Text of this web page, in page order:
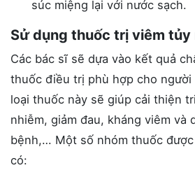
súc miệng lại với nước sạch.
Sử dụng thuốc trị viêm tủy
Các bác sĩ sẽ dựa vào kết quả
thuốc điều trị phù hợp cho
loại thuốc này sẽ giúp cải thiện
nhiễm, giảm đau, kháng viêm và
bệnh,… Một số nhóm thuốc
có: